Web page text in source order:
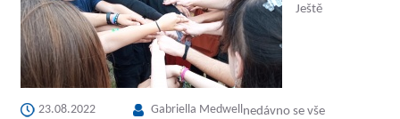
23.08.2022 Gabriella Medwell
Ještě
nedávno se vše